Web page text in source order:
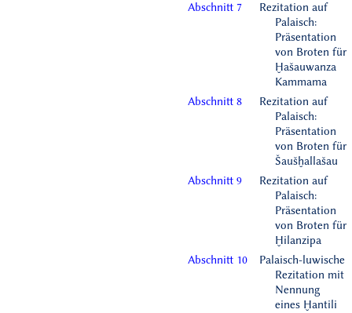
Abschnitt 7
Rezitation auf
Palaisch:
Präsentation
von Broten für
Ḫašauwanza
Kammama
Abschnitt 8
Rezitation auf
Palaisch:
Präsentation
von Broten für
Šaušḫallašau
Abschnitt 9
Rezitation auf
Palaisch:
Präsentation
von Broten für
Ḫilanzipa
Abschnitt 10
Palaisch-luwische
Rezitation mit
Nennung
eines Ḫantili